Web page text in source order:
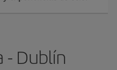
- Dublín